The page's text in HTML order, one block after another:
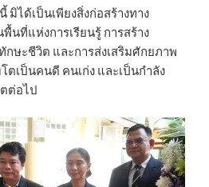
มิได้เป็นเพียงสิ่งก่อสร้างทาง
นที่แห่งการเรียนรู้ การสร้าง
ษะชีวิต และการส่งเสริมศักยภาพ
ตเป็นคนดี คนเก่ง และเป็นกำลัง
ต่อไป